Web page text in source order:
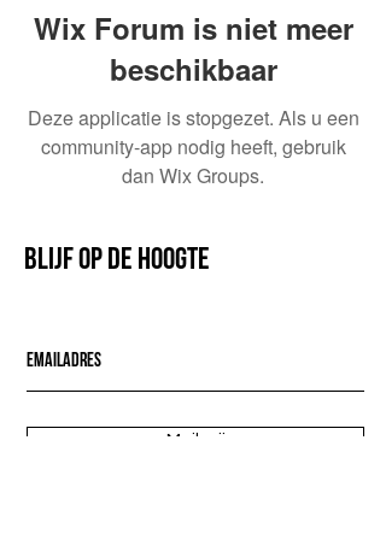
Wix Forum is niet meer
beschikbaar
Deze applicatie is stopgezet. Als u een
community-app nodig heeft, gebruik
dan Wix Groups.
Blijf op de hoogte
Mail mij